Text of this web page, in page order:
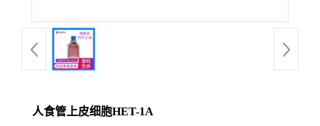
人食管上皮细胞HET-1A